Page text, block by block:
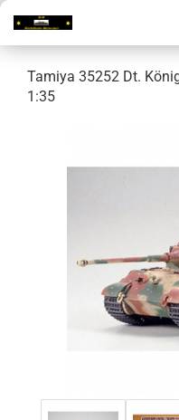
Tamiya 35252 Dt.
1:35